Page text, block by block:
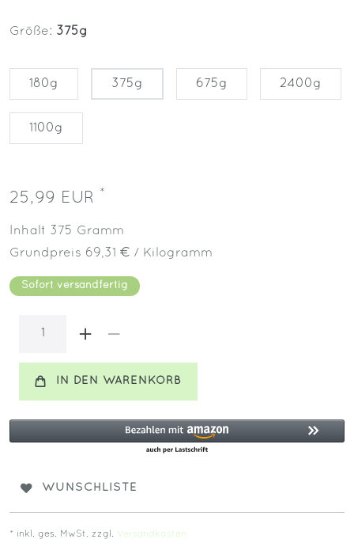
Größe: 375g
180g 375g 675g 2400g
1100g
25,99 EUR *
Inhalt 375 Gramm
Grundpreis 69,31 € / Kilogramm
Sofort versandfertig
IN DEN WARENKORB
WUNSCHLISTE
* inkl. ges. MwSt. zzgl. Versandkosten